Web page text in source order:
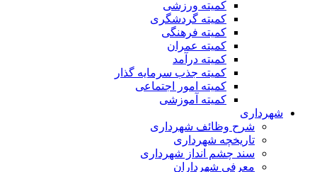
کمیته ورزشی
کمیته گردشگری
کمیته فرهنگی
کمیته عمران
کمیته درآمد
کمیته جذب سرمایه گذار
کمیته امور اجتماعی
کمیته آموزشی
شهرداری
شرح وظائف شهرداری
تاریخچه شهرداری
سند چشم انداز شهرداری
معرفی شهرداران